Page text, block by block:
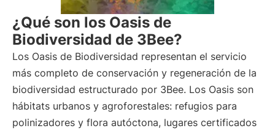
¿Qué son los Oasis de
Biodiversidad de 3Bee?
Los Oasis de Biodiversidad representan el servicio
más completo de conservación y regeneración de la
biodiversidad estructurado por 3Bee. Los Oasis son
hábitats urbanos y agroforestales: refugios para
polinizadores y flora autóctona, lugares certificados